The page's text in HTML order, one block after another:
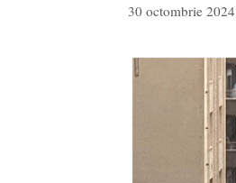
30 octombrie 2024